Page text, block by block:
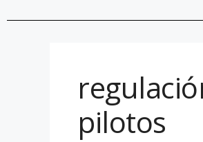
pilotos